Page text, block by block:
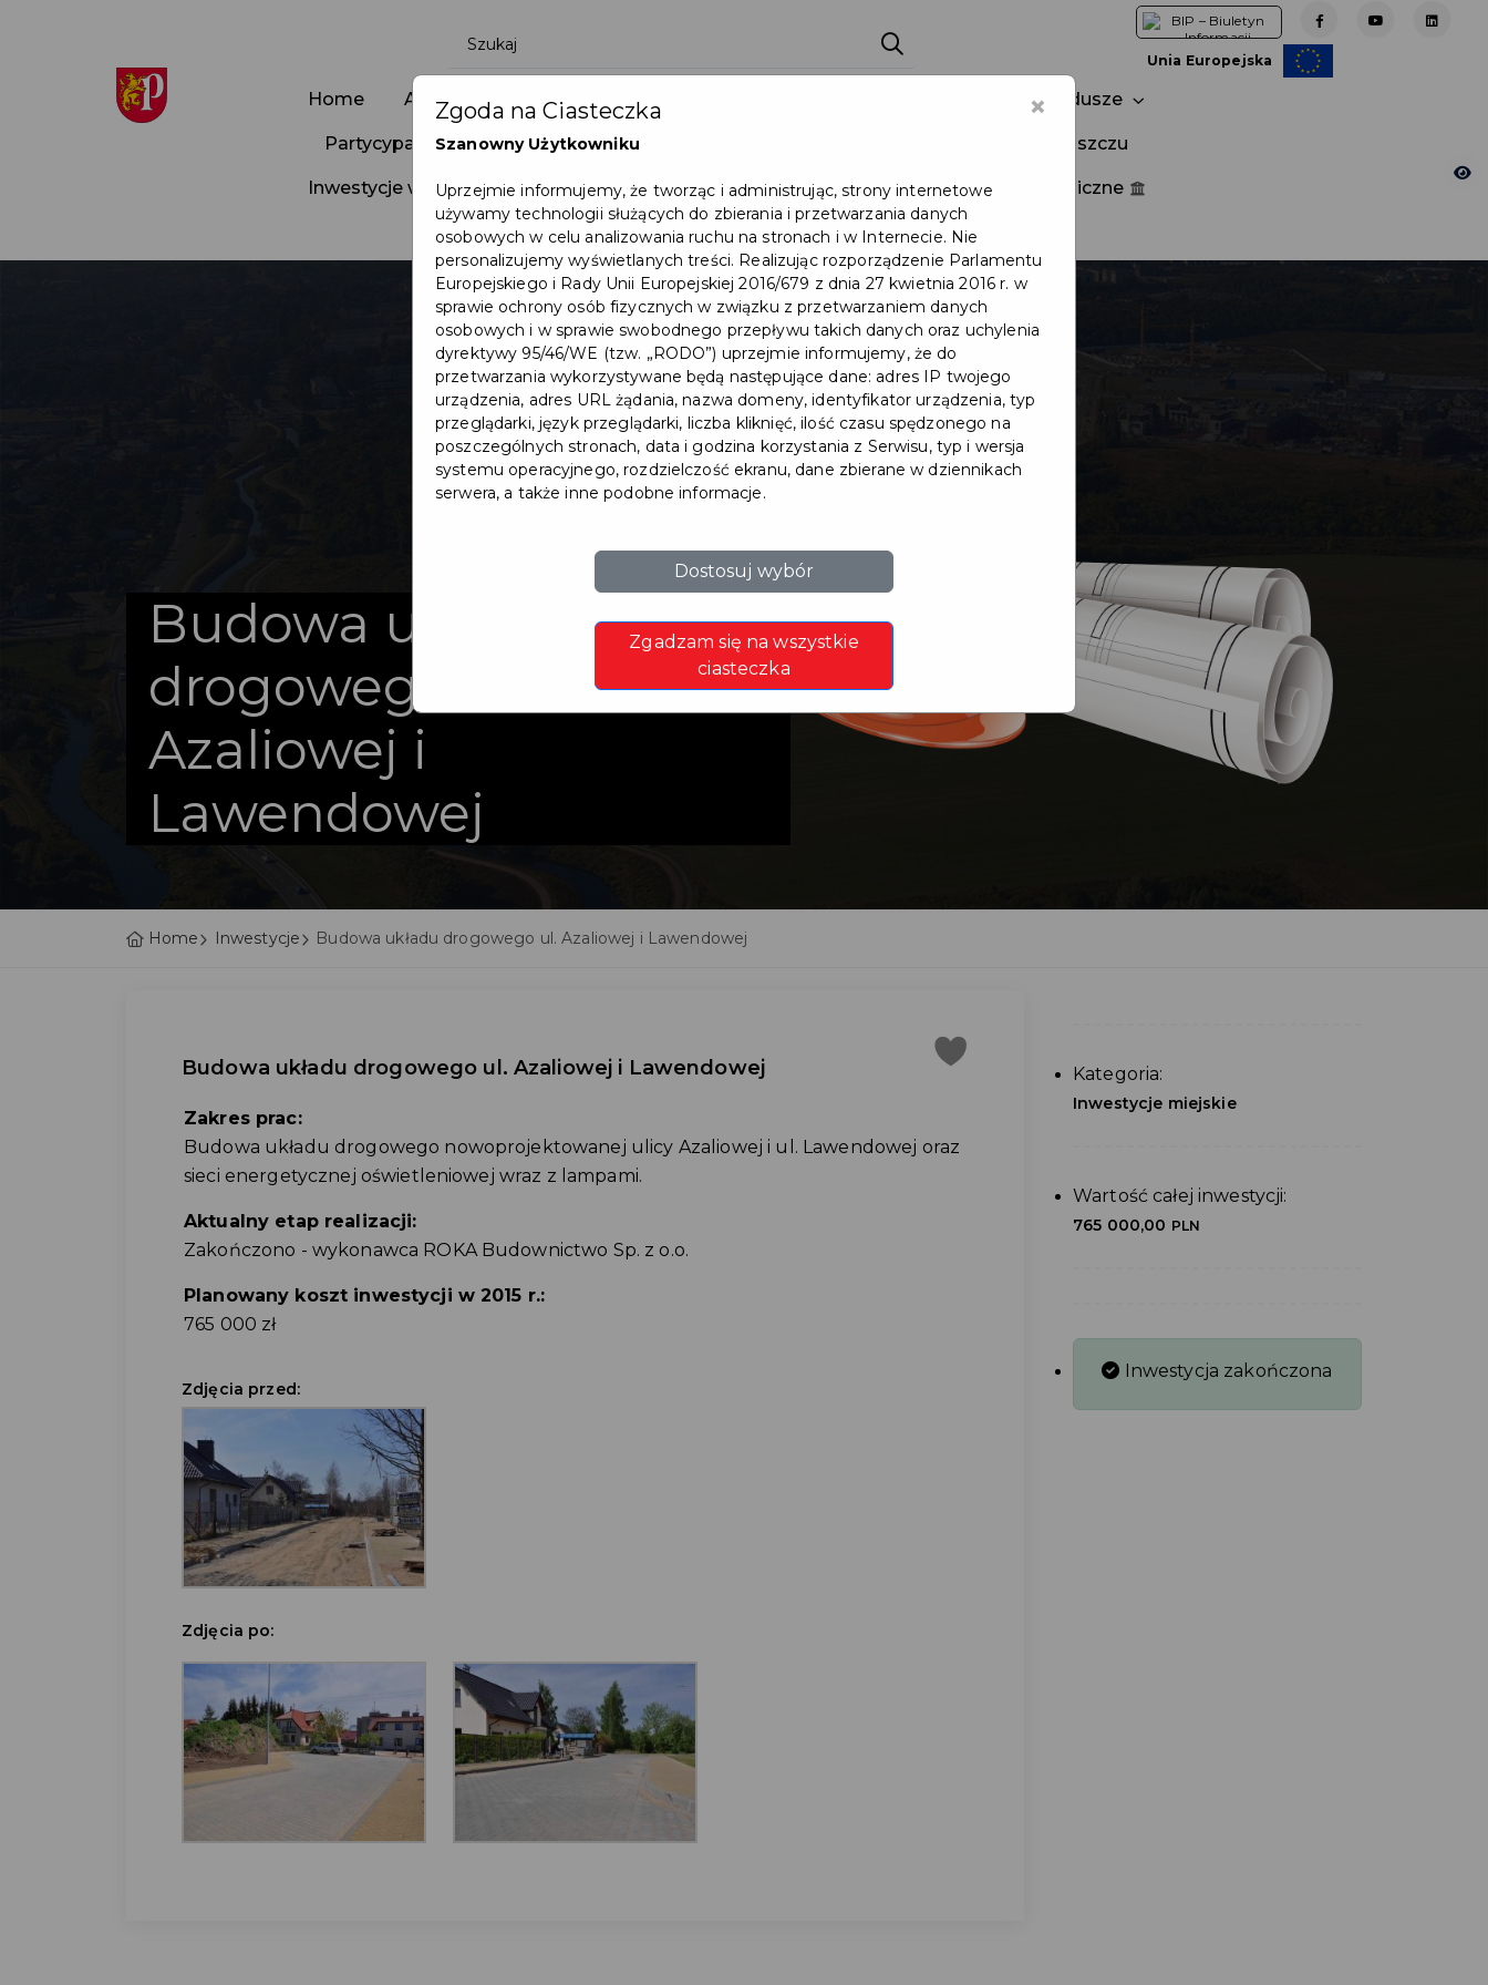
Unia Europejska
Home Aktualności Wydarzenia Fundusze
Partycypacja Społeczna Programy Zainwestuj w Pruszczu
Inwestycje w Pruszczu Mapa Miasta Załatw sprawę Zamówienia publiczne
Ochrona ludności
Budowa układu
drogowego ul.
Azaliowej i
Lawendowej
Home Inwestycje Budowa układu drogowego ul. Azaliowej i Lawendowej
Budowa układu drogowego ul. Azaliowej i Lawendowej
Zakres prac:
Budowa układu drogowego nowoprojektowanej ulicy Azaliowej i ul. Lawendowej oraz
sieci energetycznej oświetleniowej wraz z lampami.
Aktualny etap realizacji:
Zakończono - wykonawca ROKA Budownictwo Sp. z o.o.
Planowany koszt inwestycji w 2015 r.:
765 000 zł
Zdjęcia przed:
Zdjęcia po:
Kategoria:
Inwestycje miejskie
Wartość całej inwestycji:
765 000,00 PLN
Inwestycja zakończona
×
Zgoda na Ciasteczka
Szanowny Użytkowniku
Uprzejmie informujemy, że tworząc i administrując, strony internetowe
używamy technologii służących do zbierania i przetwarzania danych
osobowych w celu analizowania ruchu na stronach i w Internecie. Nie
personalizujemy wyświetlanych treści. Realizując rozporządzenie Parlamentu
Europejskiego i Rady Unii Europejskiej 2016/679 z dnia 27 kwietnia 2016 r. w
sprawie ochrony osób fizycznych w związku z przetwarzaniem danych
osobowych i w sprawie swobodnego przepływu takich danych oraz uchylenia
dyrektywy 95/46/WE (tzw. „RODO”) uprzejmie informujemy, że do
przetwarzania wykorzystywane będą następujące dane: adres IP twojego
urządzenia, adres URL żądania, nazwa domeny, identyfikator urządzenia, typ
przeglądarki, język przeglądarki, liczba kliknięć, ilość czasu spędzonego na
poszczególnych stronach, data i godzina korzystania z Serwisu, typ i wersja
systemu operacyjnego, rozdzielczość ekranu, dane zbierane w dziennikach
serwera, a także inne podobne informacje.
Dostosuj wybór
Zgadzam się na wszystkie
ciasteczka